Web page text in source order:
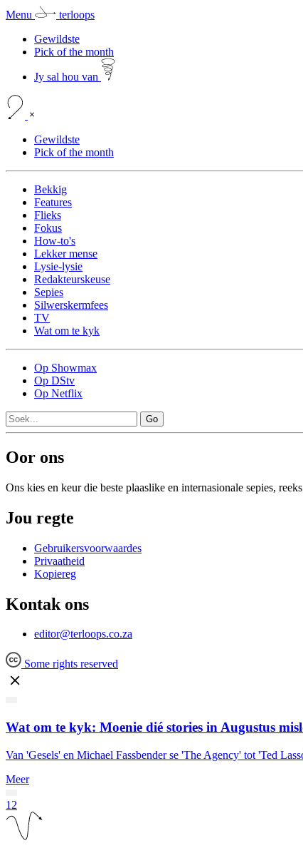
Menu
terloops
Gewildste
Pick of the month
Jy sal hou van
Gewildste
Pick of the month
Bekkig
Features
Flieks
Fokus
How-to's
Lekker mense
Lysie-lysie
Redakteurskeuse
Sepies
Silwerskermfees
TV
Wat om te kyk
Op Showmax
Op DStv
Op Netflix
Go
Oor ons
Ons kies en keur die beste plaaslike en internasionale sepies,
Jou regte
Gebruikersvoorwaardes
Privaatheid
Kopiereg
Kontak ons
editor@terloops.co.za
Some rights reserved
Wat om te kyk: Moenie dié stories in Augustus
Van 'Gesels' en Michael Fassbender se 'The Agency' tot 'Ted
Meer
12